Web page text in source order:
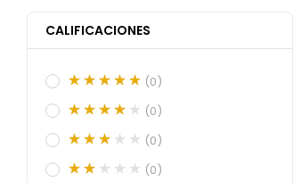
CALIFICACIONES
(0)
(0)
(0)
(0)